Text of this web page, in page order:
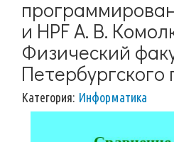
и HPF А. В.
Физический
Петербургского
Категория: Информатика